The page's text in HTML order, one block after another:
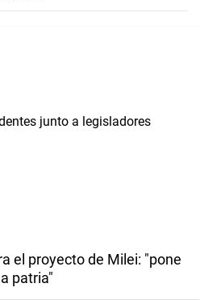
el proyecto de Milei: "pone
patria"